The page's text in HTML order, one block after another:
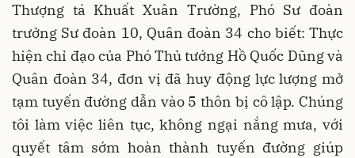
Thượng tá Khuất Xuân Trường, Phó Sư đoàn
trưởng Sư đoàn 10, Quân đoàn 34 cho biết: Thực
hiện chỉ đạo của Phó Thủ tướng Hồ Quốc Dũng và
Quân đoàn 34, đơn vị đã huy động lực lượng mở
tạm tuyến đường dẫn vào 5 thôn bị cô lập. Chúng
tôi làm việc liên tục, không ngại nắng mưa, với
quyết tâm sớm hoàn thành tuyến đường giúp